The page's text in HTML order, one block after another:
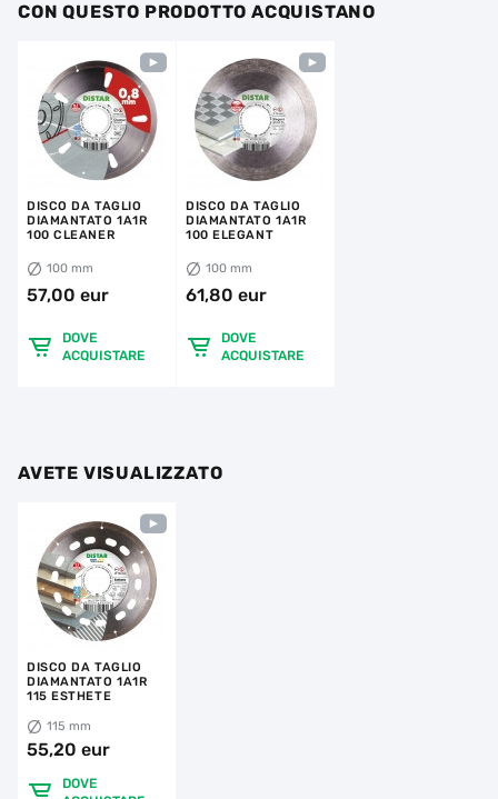
CON QUESTO PRODOTTO ACQUISTANO
DISCO DA TAGLIO
DIAMANTATO 1A1R
100 CLEANER
100 mm
57,00 eur
DOVE
ACQUISTARE
DISCO DA TAGLIO
DIAMANTATO 1A1R
100 ELEGANT
100 mm
61,80 eur
DOVE
ACQUISTARE
AVETE VISUALIZZATO
DISCO DA TAGLIO
DIAMANTATO 1A1R
115 ESTHETE
115 mm
55,20 eur
DOVE